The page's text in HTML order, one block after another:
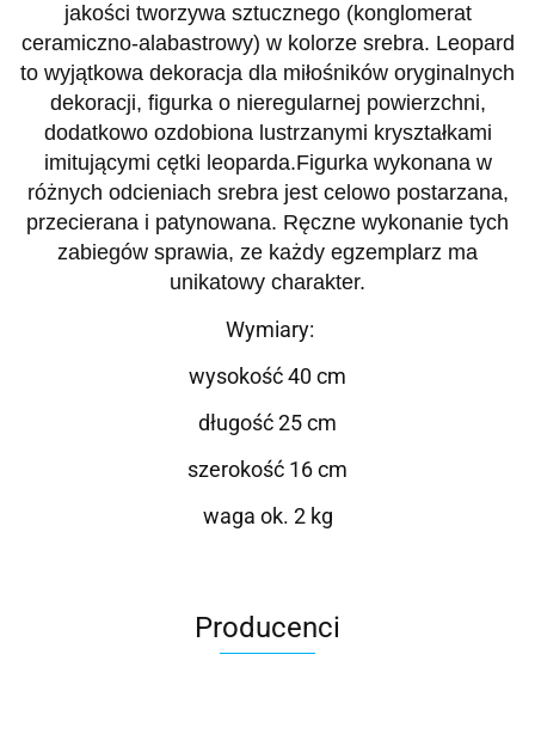
jakości tworzywa sztucznego (konglomerat
ceramiczno-alabastrowy) w kolorze srebra. Leopard
to wyjątkowa dekoracja dla miłośników oryginalnych
dekoracji, figurka o nieregularnej powierzchni,
dodatkowo ozdobiona lustrzanymi kryształkami
imitującymi cętki leoparda.Figurka wykonana w
różnych odcieniach srebra jest celowo postarzana,
przecierana i patynowana. Ręczne wykonanie tych
zabiegów sprawia, ze każdy egzemplarz ma
unikatowy charakter.
Wymiary:
wysokość 40 cm
długość 25 cm
szerokość 16 cm
waga ok. 2 kg
Producenci